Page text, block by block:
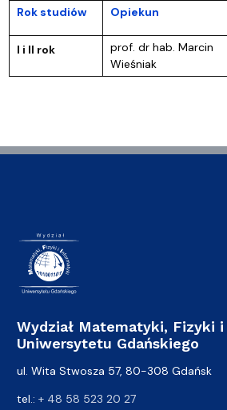
Rok studiów Opiekun
I i II rok
prof. dr hab. Marcin
Wieśniak
Wydział Matematyki, Fizyki
Uniwersytetu Gdańskiego
ul. Wita Stwosza 57, 80-308 Gdańsk
tel.: + 48 58 523 20 27